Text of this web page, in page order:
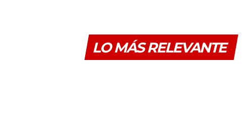
LO MÁS RELEVANTE